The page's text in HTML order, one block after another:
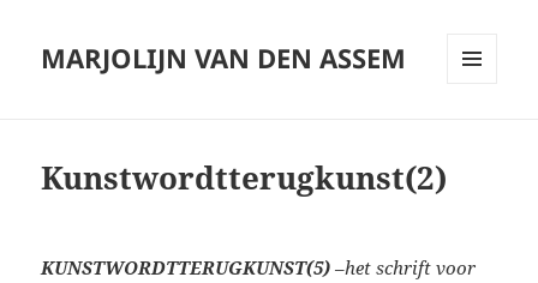
MARJOLIJN VAN DEN ASSEM
Kunstwordtterugkunst(2)
KUNSTWORDTTERUGKUNST(5)–het schrift voor